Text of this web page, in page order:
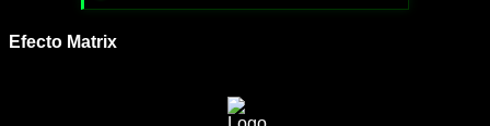
Efecto Matrix